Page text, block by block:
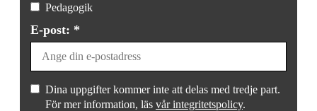
Pedagogik
E-post: *
Dina uppgifter kommer inte att delas med tredje part.
För mer information, läs vår integritetspolicy.